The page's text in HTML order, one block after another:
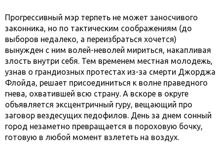
Прогрессивный мэр терпеть не может заносчивого
законника, но по тактическим соображениям (до
выборов недалеко, а переизбраться хочется)
вынужден c ним волей-неволей мириться, накапливая
злость внутри себя. Тем временем местная молодежь,
узнав о грандиозных протестах из-за смерти Джорджа
Флойда, решает присоединиться к волне праведного
гнева, охватившей всю страну. А вскоре в округе
объявляется эксцентричный гуру, вещающий про
заговор вездесущих педофилов. День за днем сонный
город незаметно превращается в пороховую бочку,
готовую в любой момент взлететь на воздух.